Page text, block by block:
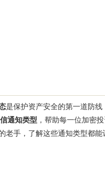
是保护资产安全的第一道防
通知类型 ，帮助每一位加密
老手，了解这些通知类型都能